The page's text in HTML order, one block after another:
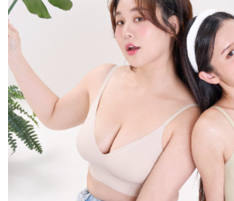
權轉讓予恩沛科技股份有限公司。
２．關於個人資料處理事宜，請瀏覽以下網址：
https://aftee.tw/terms/#terms3
３．未成年的使用者請事先徵得法定代理人或監護
「AFTEE先享後付」，若未經同意申辦者引起之
任。
４．使用「AFTEE先享後付」時，將依據個別帳號
時審查核予不同之上限額度；若仍有額度不足之情
請求用戶進行身份認證。
５．嚴禁一人註冊多個帳號或使用他人資訊註冊。
恩沛科技股份有限公司將有權停止該用戶之使用額
離島宅配
每筆NT$80，滿NT$1,000(含以上)免運費